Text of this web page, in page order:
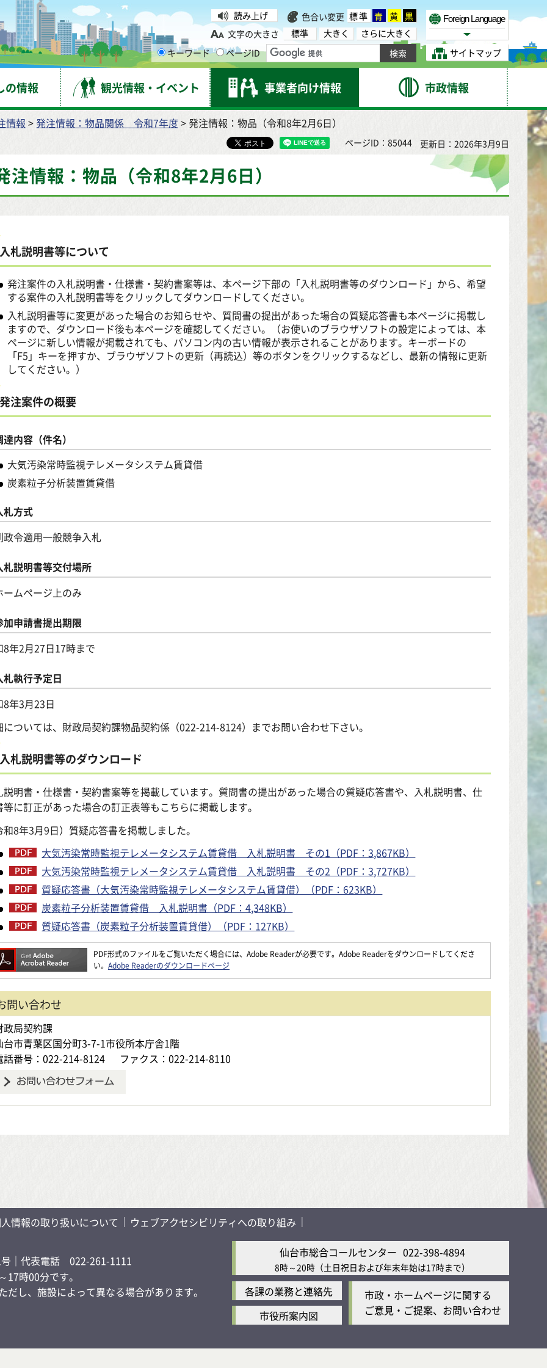
読み上げ 色合い変更 標準 青 黄 黒
文字の大きさ
標準 大きく
さらに大きく
キーワード
ページID
Foreign Language
Select Language
サイトマップ
の情報 観光情報・イベント 事業者向け情報 市政情報
情報 >発注情報：物品関係 令和7年度 > 発注情報：物品（令和8年2月6日）
ページID：85044 更新日：2026年3月9日
注情報：物品（令和8年2月6日）
入札説明書等について
発注案件の入札説明書・仕様書・契約書案等は、本ページ下部の「入札説明書等のダウンロード」から、希望
する案件の入札説明書等をクリックしてダウンロードしてください。
入札説明書等に変更があった場合のお知らせや、質問書の提出があった場合の質疑応答書も本ページに掲載し
ますので、ダウンロード後も本ページを確認してください。（お使いのブラウザソフトの設定によっては、本
ページに新しい情報が掲載されても、パソコン内の古い情報が表示されることがあります。キーボードの
「F5」キーを押すか、ブラウザソフトの更新（再読込）等のボタンをクリックするなどし、最新の情報に更新
してください。）
発注案件の概要
達内容（件名）
大気汚染常時監視テレメータシステム賃貸借
炭素粒子分析装置賃貸借
札方式
政令適用一般競争入札
札説明書等交付場所
ームページ上のみ
加申請書提出期限
8年2月27日17時まで
札執行予定日
8年3月23日
については、財政局契約課物品契約係（022-214-8124）までお問い合わせ下さい。
入札説明書等のダウンロード
説明書・仕様書・契約書案等を掲載しています。質問書の提出があった場合の質疑応答書や、入札説明書、仕
等に訂正があった場合の訂正表等もこちらに掲載します。
和8年3月9日）質疑応答書を掲載しました。
大気汚染常時監視テレメータシステム賃貸借 入札説明書 その1（PDF：3,867KB）
大気汚染常時監視テレメータシステム賃貸借 入札説明書 その2（PDF：3,727KB）
質疑応答書（大気汚染常時監視テレメータシステム賃貸借）（PDF：623KB）
炭素粒子分析装置賃貸借 入札説明書（PDF：4,348KB）
質疑応答書（炭素粒子分析装置賃貸借）（PDF：127KB）
PDF形式のファイルをご覧いただく場合には、Adobe Readerが必要です。Adobe Readerをダウンロードしてくださ
い。 Adobe Readerのダウンロードページ
問い合わせ
政局契約課
台市青葉区国分町3-7-1市役所本庁舎1階
話番号：022-214-8124
ファクス：022-214-8110
情報の取り扱いについて ウェブアクセシビリティへの取り組み
｜代表電話 022-261-1111
時00分です。
し、施設によって異なる場合があります。
仙台市総合コールセンター 022-398-4894
8時～20時 （土日祝日および年末年始は17時まで）
各課の業務と連絡先
市役所案内図
市政・ホームページに関する
ご意見・ご提案、お問い合わせ